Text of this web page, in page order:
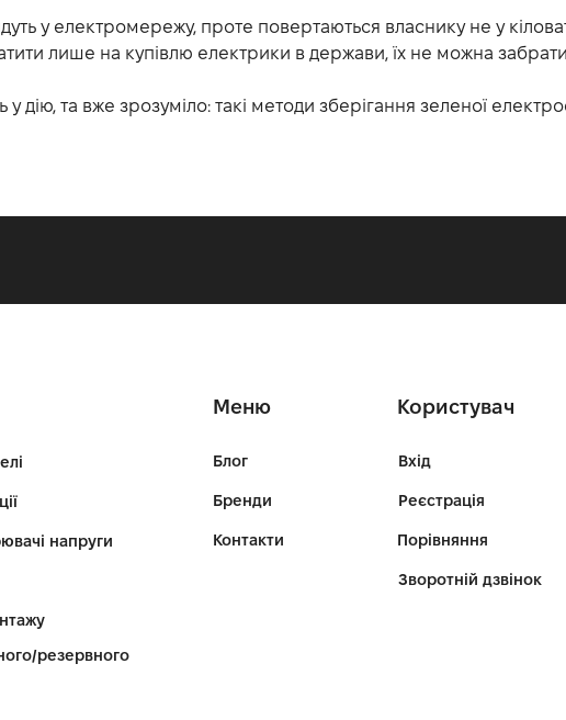
у електромережу, проте повертаються власнику не у
лише на купівлю електрики в держави, їх не можна
дію, та вже зрозуміло: такі методи зберігання зеленої
напруги
резервного
Меню
Блог
Бренди
Контакти
Користувач
Вхід
Реєстрація
Порівняння
Зворотній дзвінок